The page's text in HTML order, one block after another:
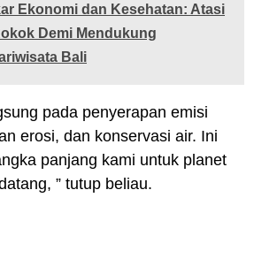
Ekonomi dan Kesehatan: Atasi
Demi Mendukung
Bali
pada penyerapan emisi
erosi, dan konservasi air. Ini
panjang kami untuk planet
” tutup beliau.